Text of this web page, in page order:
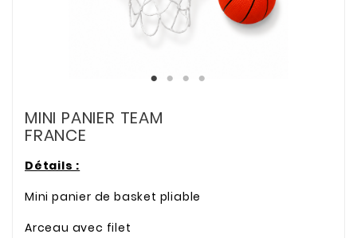
MINI PANIER TEAM
FRANCE
Détails :
Mini panier de basket pliable
Arceau avec filet